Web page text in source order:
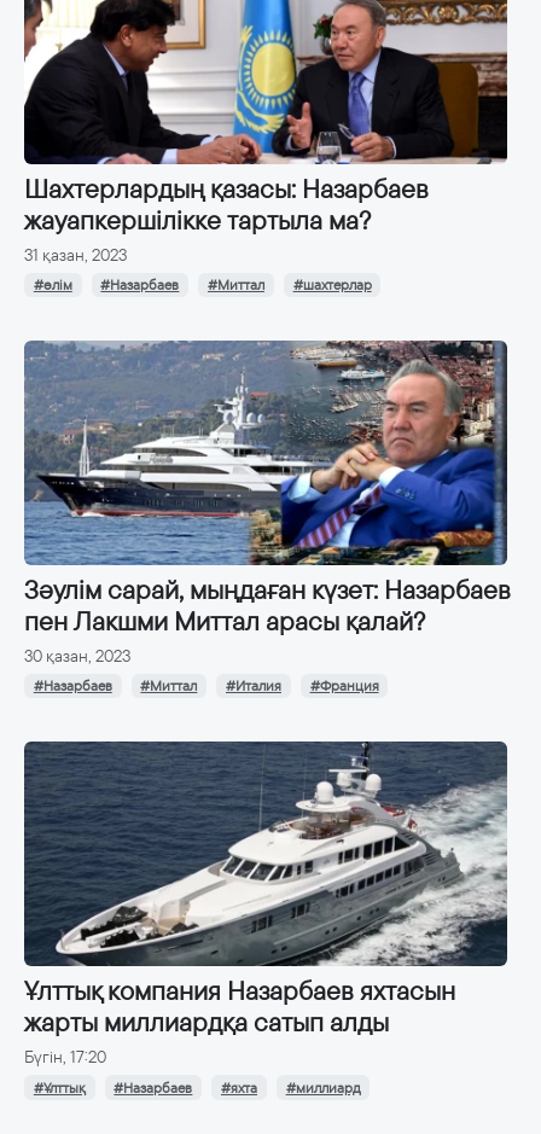
Шахтерлардың қазасы: Назарбаев
жауапкершілікке тартыла ма?
31 қазан, 2023
#өлім #Назарбаев #Миттал #шахтерлар
Зәулім сарай, мыңдаған күзет: Назарбаев
пен Лакшми Миттал арасы қалай?
30 қазан, 2023
#Назарбаев #Миттал #Италия #Франция
Ұлттық компания Назарбаев яхтасын
жарты миллиардқа сатып алды
Бүгін, 17:20
#Ұлттық #Назарбаев #яхта #миллиард